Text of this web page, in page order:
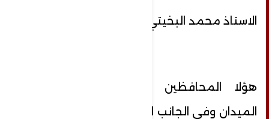
الاستاذ محمد البخيتي محافظ ذمار
هؤلا المحافظين اثبتو جدارتهم في
الميدان وفي الجانب الاداري وحققو انجازات